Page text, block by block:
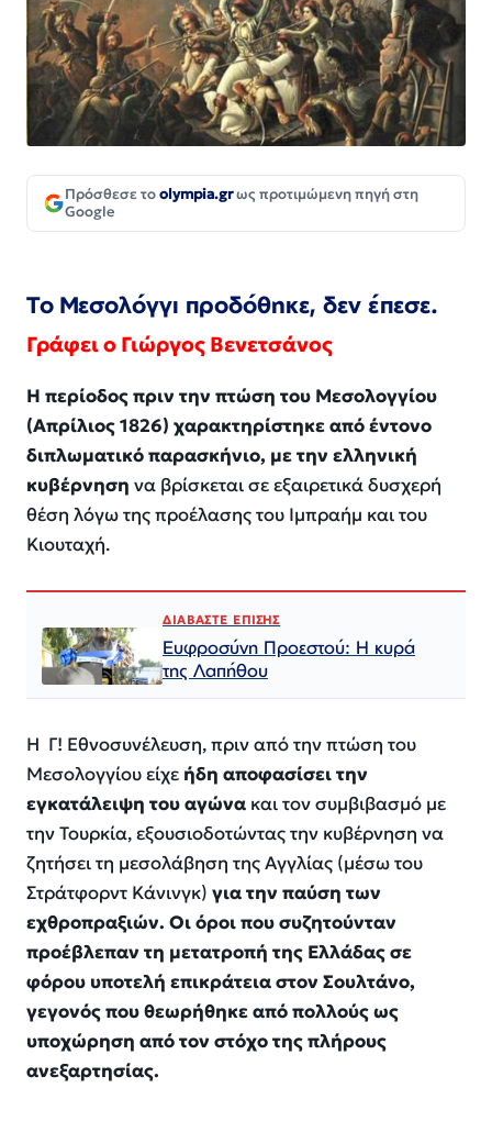
Πρόσθεσε τοolympia.grως προτιμώμενη πηγή στη
Google
Το Μεσολόγγι προδόθηκε, δεν έπεσε.
Γράφει ο Γιώργος Βενετσάνος
Η περίοδος πριν την πτώση του Μεσολογγίου
(Απρίλιος 1826) χαρακτηρίστηκε από έντονο
διπλωματικό παρασκήνιο, με την ελληνική
κυβέρνηση να βρίσκεται σε εξαιρετικά δυσχερή
θέση λόγω της προέλασης του Ιμπραήμ και του
Κιουταχή.
ΔΙΑΒΑΣΤΕ ΕΠΙΣΗΣ
Ευφροσύνη Προεστού: Η κυρά
της Λαπήθου
H Γ! Εθνοσυνέλευση, πριν από την πτώση του
Μεσολογγίου είχε ήδη αποφασίσει την
εγκατάλειψη του αγώνα και τον συμβιβασμό με
την Τουρκία, εξουσιοδοτώντας την κυβέρνηση να
ζητήσει τη μεσολάβηση της Αγγλίας (μέσω του
Στράτφορντ Κάνινγκ) για την παύση των
εχθροπραξιών. Οι όροι που συζητούνταν
προέβλεπαν τη μετατροπή της Ελλάδας σε
φόρου υποτελή επικράτεια στον Σουλτάνο,
γεγονός που θεωρήθηκε από πολλούς ως
υποχώρηση από τον στόχο της πλήρους
ανεξαρτησίας.